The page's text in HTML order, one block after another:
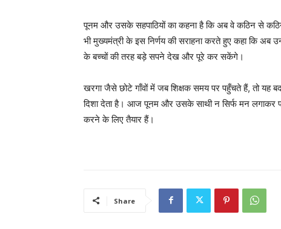
पूनम और उसके सहपाठियों का कहना है कि अब वे कठिन से
भी मुख्यमंत्री के इस निर्णय की सराहना करते हुए कहा कि अब
के बच्चों की तरह बड़े सपने देख और पूरे कर सकेंगे।
खरगा जैसे छोटे गाँवों में जब शिक्षक समय पर पहुँचते हैं, तो यह
दिशा देता है। आज पूनम और उसके साथी न सिर्फ मन लगाकर
करने के लिए तैयार हैं।
Share